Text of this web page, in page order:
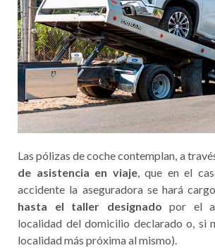
Las pólizas de coche contemplan, a
de asistencia en viaje, que en el
accidente la aseguradora se hará
hasta el taller designado por el
localidad del domicilio declarado o, si
localidad más próxima al mismo).